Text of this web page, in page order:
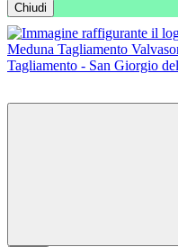
Chiudi